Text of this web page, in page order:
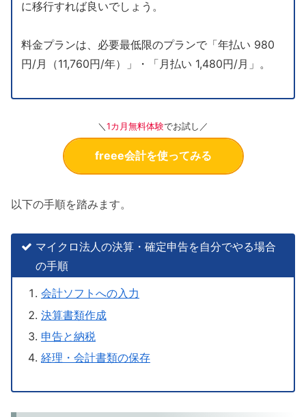
に移行すれば良いでしょう。
料金プランは、必要最低限のプランで「年払い 980
円/月（11,760円/年）」・「月払い 1,480円/月」。
＼ 1カ月無料体験でお試し／
freee会計を使ってみる
以下の手順を踏みます。
マイクロ法人の決算・確定申告を自分でやる場合
の手順
会計ソフトへの入力
決算書類作成
申告と納税
経理・会計書類の保存